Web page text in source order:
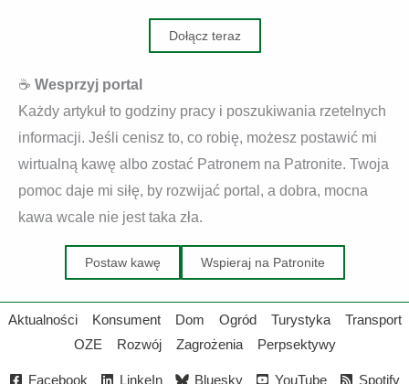
Dołącz teraz
☕ Wesprzyj portal
Każdy artykuł to godziny pracy i poszukiwania rzetelnych
informacji. Jeśli cenisz to, co robię, możesz postawić mi
wirtualną kawę albo zostać Patronem na Patronite. Twoja
pomoc daje mi siłę, by rozwijać portal, a dobra, mocna
kawa wcale nie jest taka zła.
Postaw kawę Wspieraj na Patronite
Aktualności Konsument Dom Ogród Turystyka
Transport
OZE
Rozwój Zagrożenia Perpsektywy
Facebook LinkeIn Bluesky YouTube Spotify